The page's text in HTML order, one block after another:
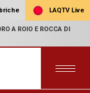
LAQTV Live
A ROIO E ROCCA DI